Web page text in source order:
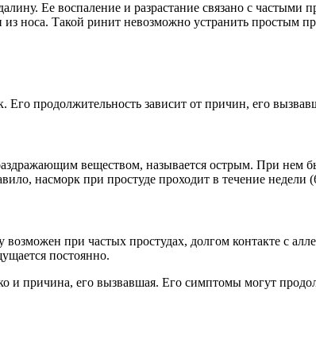
Ее воспаление и разрастание связано с
носа. Такой ринит невозможно устранить простым
Его продолжительность зависит от причин, его
веществом, называется острым. При нем
насморк при простуде проходит в течение недели
при частых простудах, долгом контакте с
постоянно.
и причина, его вызвавшая. Его симптомы могут